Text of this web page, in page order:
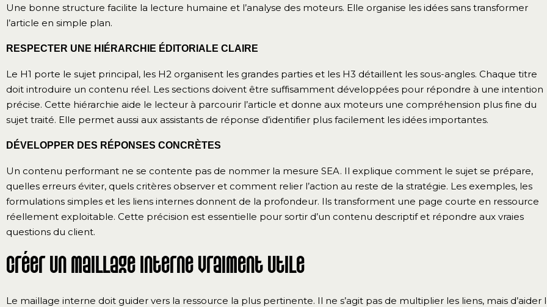
Une bonne structure facilite la lecture humaine et l’analyse des moteurs. Elle organise les idées sans transformer
l’article en simple plan.
RESPECTER UNE HIÉRARCHIE ÉDITORIALE CLAIRE
Le H1 porte le sujet principal, les H2 organisent les grandes parties et les H3 détaillent les sous-angles. Chaque titre
doit introduire un contenu réel. Les sections doivent être suffisamment développées pour répondre à une intention
précise. Cette hiérarchie aide le lecteur à parcourir l’article et donne aux moteurs une compréhension plus fine du
sujet traité. Elle permet aussi aux assistants de réponse d’identifier plus facilement les idées importantes.
DÉVELOPPER DES RÉPONSES CONCRÈTES
Un contenu performant ne se contente pas de nommer la mesure SEA. Il explique comment le sujet se prépare,
quelles erreurs éviter, quels critères observer et comment relier l’action au reste de la stratégie. Les exemples, les
formulations simples et les liens internes donnent de la profondeur. Ils transforment une page courte en ressource
réellement exploitable. Cette précision est essentielle pour sortir d’un contenu descriptif et répondre aux vraies
questions du client.
Créer un maillage interne vraiment utile
Le maillage interne doit guider vers la ressource la plus pertinente. Il ne s’agit pas de multiplier les liens, mais d’aider